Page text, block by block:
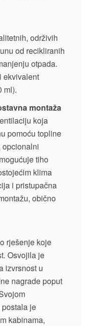
održivih
od recikliranih
otpada.
ekvivalent
ml).
montaža
koja
pomoću topline
opcionalni
tiho
klima
i pristupačna
obično
rješenje koje
Osvojila je
izvrsnost u
nagrade poput
je
kabinama,